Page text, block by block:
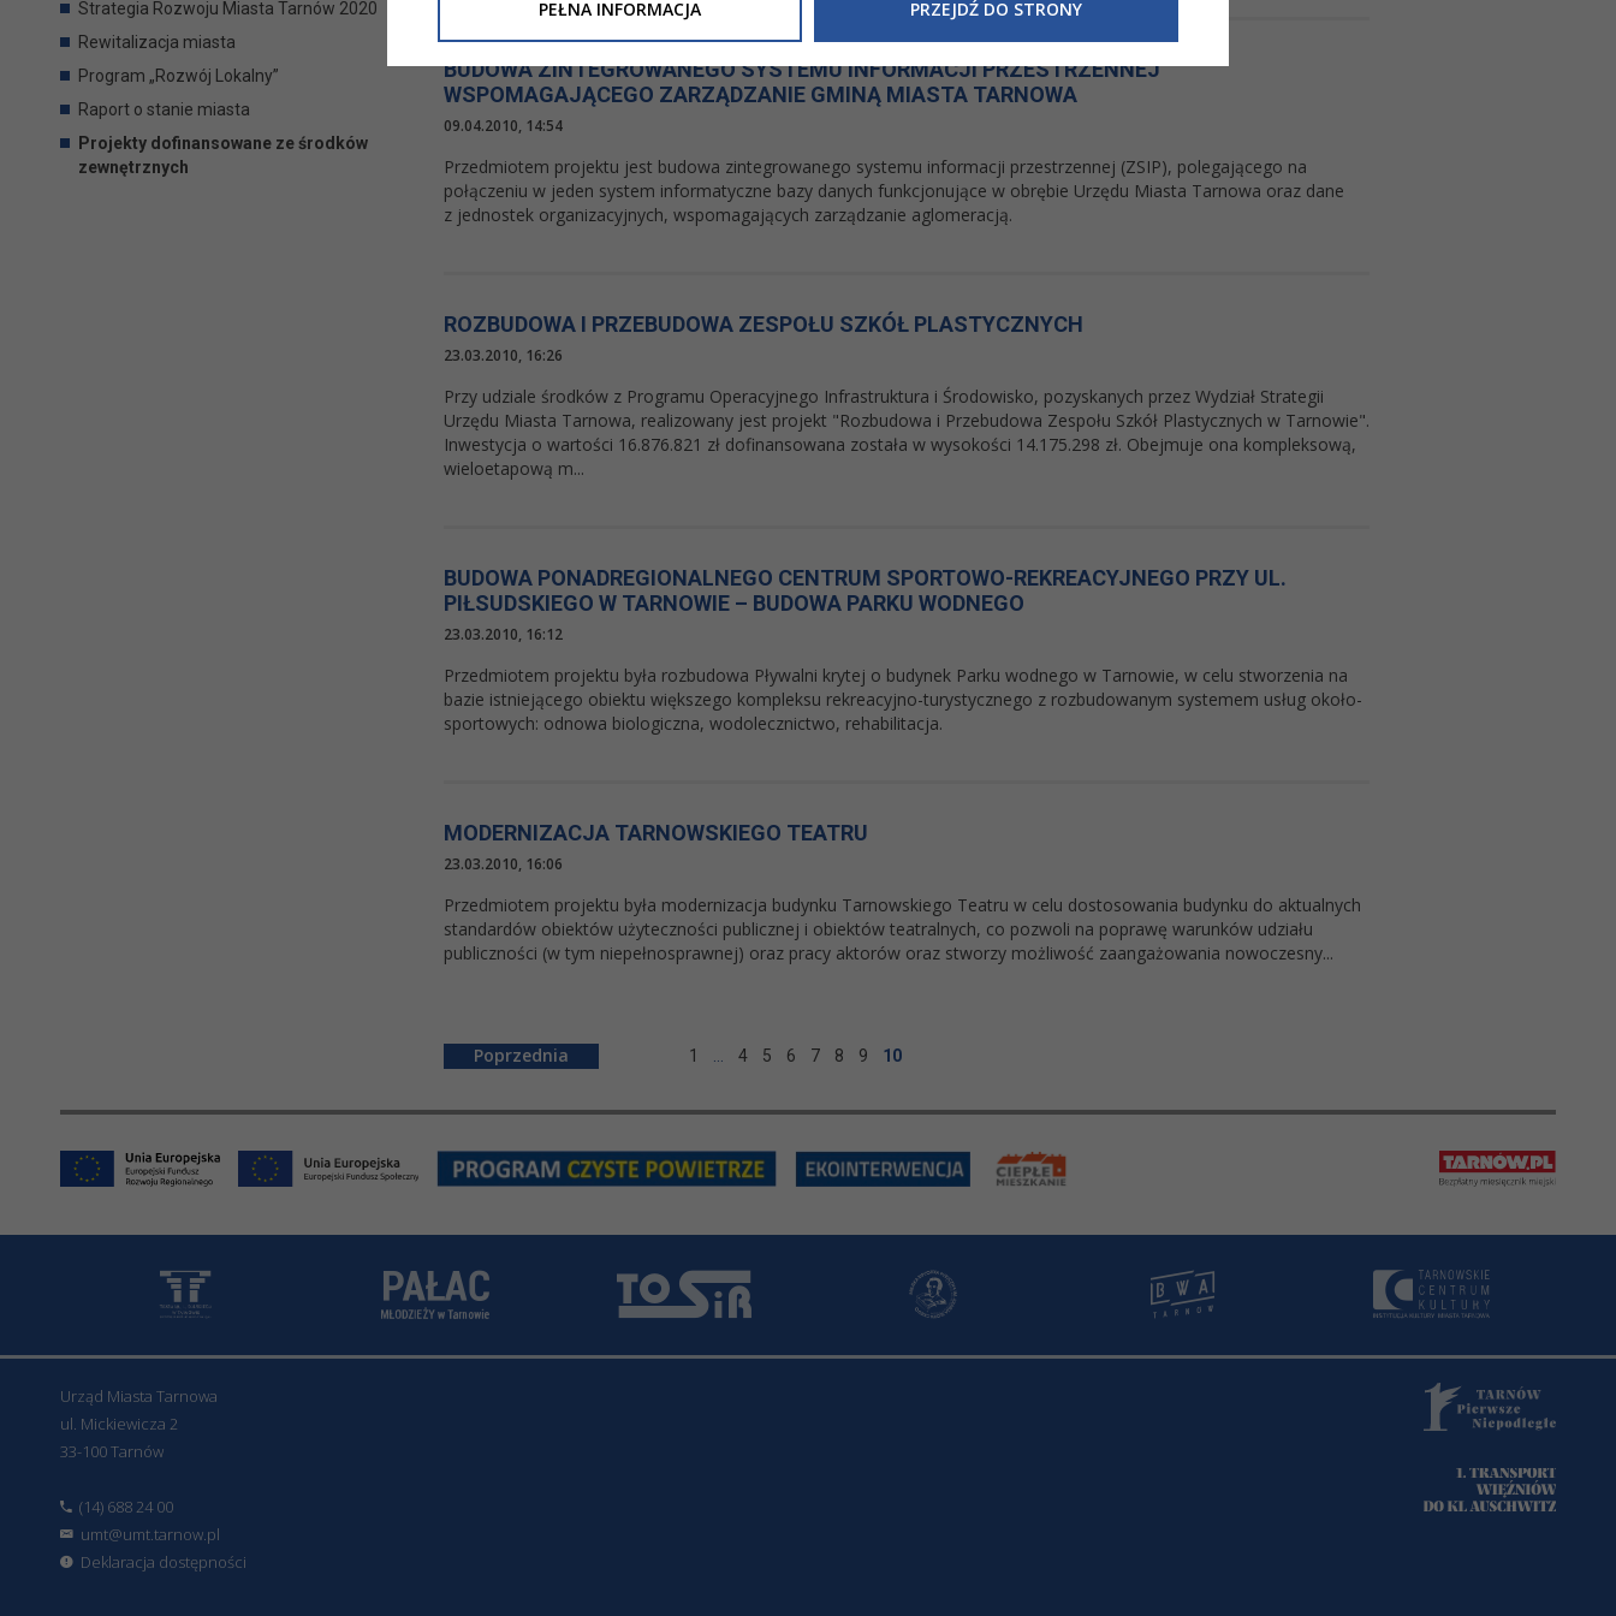
Strategia Rozwoju Miasta Tarnów 2020
Rewitalizacja miasta
Program „Rozwój Lokalny”
Raport o stanie miasta
Projekty dofinansowane ze środków
zewnętrznych
BUDOWA ZINTEGROWANEGO SYSTEMU INFORMACJI PRZESTRZENNEJ
WSPOMAGAJĄCEGO ZARZĄDZANIE GMINĄ MIASTA TARNOWA
09.04.2010, 14:54
Przedmiotem projektu jest budowa zintegrowanego systemu informacji przestrzennej (ZSIP), polegającego na
połączeniu w jeden system informatyczne bazy danych funkcjonujące w obrębie Urzędu Miasta Tarnowa oraz dane
z jednostek organizacyjnych, wspomagających zarządzanie aglomeracją.
ROZBUDOWA I PRZEBUDOWA ZESPOŁU SZKÓŁ PLASTYCZNYCH
23.03.2010, 16:26
Przy udziale środków z Programu Operacyjnego Infrastruktura i Środowisko, pozyskanych przez Wydział Strategii
Urzędu Miasta Tarnowa, realizowany jest projekt "Rozbudowa i Przebudowa Zespołu Szkół Plastycznych w Tarnowie".
Inwestycja o wartości 16.876.821 zł dofinansowana została w wysokości 14.175.298 zł. Obejmuje ona kompleksową,
wieloetapową m...
BUDOWA PONADREGIONALNEGO CENTRUM SPORTOWO-REKREACYJNEGO PRZY UL.
PIŁSUDSKIEGO W TARNOWIE – BUDOWA PARKU WODNEGO
23.03.2010, 16:12
Przedmiotem projektu była rozbudowa Pływalni krytej o budynek Parku wodnego w Tarnowie, w celu stworzenia na
bazie istniejącego obiektu większego kompleksu rekreacyjno-turystycznego z rozbudowanym systemem usług około-
sportowych: odnowa biologiczna, wodolecznictwo, rehabilitacja.
MODERNIZACJA TARNOWSKIEGO TEATRU
23.03.2010, 16:06
Przedmiotem projektu była modernizacja budynku Tarnowskiego Teatru w celu dostosowania budynku do aktualnych
standardów obiektów użyteczności publicznej i obiektów teatralnych, co pozwoli na poprawę warunków udziału
publiczności (w tym niepełnosprawnej) oraz pracy aktorów oraz stworzy możliwość zaangażowania nowoczesny...
1 4 5 6 7 8 9 10
Urząd Miasta Tarnowa
ul. Mickiewicza 2
33-100 Tarnów
(14) 688 24 00
umt@umt.tarnow.pl
Deklaracja dostępności
Niniejsza informacja nie wymaga od Państwa żadnych dodatkowych działań.
PEŁNA INFORMACJA PRZEJDŹ DO STRONY